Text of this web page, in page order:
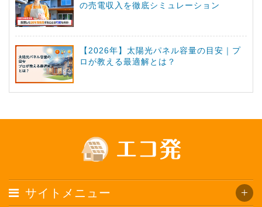
の売電収入を徹底シミュレーション
【2026年】太陽光パネル容量の目安｜プ
ロが教える最適解とは？
サイトメニュー